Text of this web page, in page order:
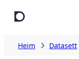
Heim Datasett